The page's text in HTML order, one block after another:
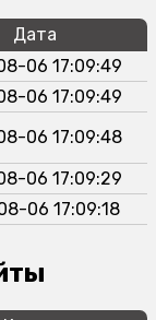
Дата
06 17:09:49
06 17:09:49
06 17:09:48
06 17:09:29
06 17:09:18